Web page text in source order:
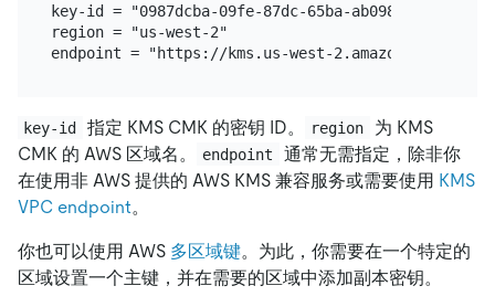
key-id = "0987dcba-09fe-87dc-65ba-ab0987654321"
region = "us-west-2"
key-id 指定 KMS CMK 的密钥 ID。 region
为 KMS
CMK 的 AWS 区域名。
endpoint
通常无需指定，除非你
在使用非 AWS 提供的 AWS KMS 兼容服务或需要使用 KMS
VPC endpoint。
你也可以使用 AWS 多区域键。为此，你需要在一个特定的
区域设置一个主键，并在需要的区域中添加副本密钥。